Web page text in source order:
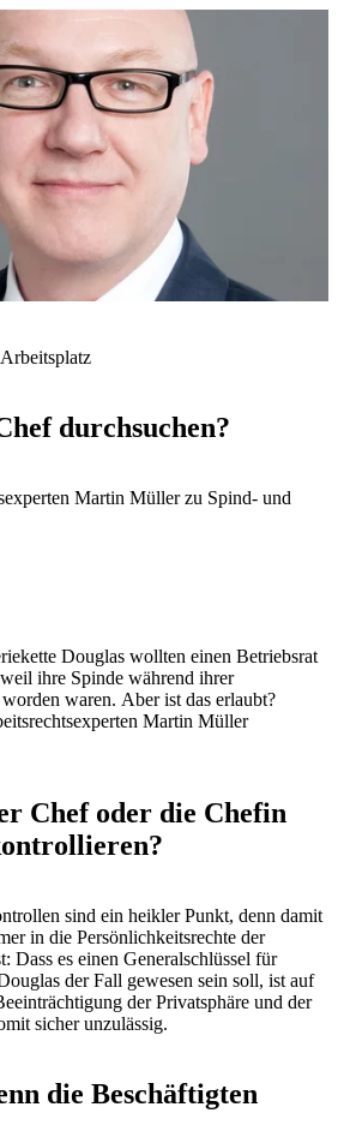
durchsuchen?
Martin Müller zu Spind- und
Douglas wollten einen Betriebsrat
ihre Spinde während ihrer
waren. Aber ist das erlaubt?
Martin Müller
Chef oder die Chefin
sind ein heikler Punkt, denn damit
in die Persönlichkeitsrechte der
Dass es einen Generalschlüssel für
der Fall gewesen sein soll, ist auf
der Privatsphäre und der
sicher unzulässig.
die Beschäftigten